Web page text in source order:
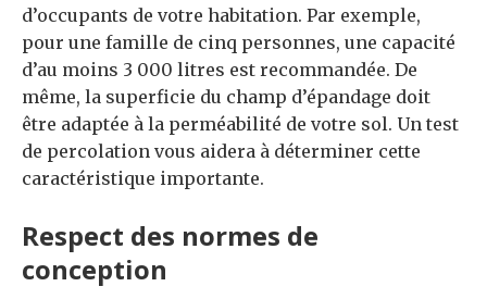
d’occupants de votre habitation. Par exemple,
pour une famille de cinq personnes, une capacité
d’au moins 3 000 litres est recommandée. De
même, la superficie du champ d’épandage doit
être adaptée à la perméabilité de votre sol. Un test
de percolation vous aidera à déterminer cette
caractéristique importante.
Respect des normes de
conception